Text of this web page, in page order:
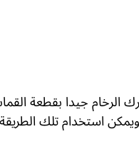
الرخام جيدا بقطعة
ويمكن استخدام تلك